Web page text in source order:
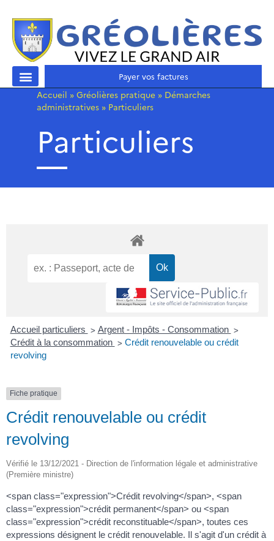
Payer vos factures
Accueil » Gréolières pratique » Démarches
administratives » Particuliers
Particuliers
Accueil particuliers > Argent - Impôts - Consommation >
Crédit à la consommation > Crédit renouvelable ou crédit
revolving
Fiche pratique
Crédit renouvelable ou crédit
revolving
Vérifié le 13/12/2021 - Direction de l'information légale et administrative
(Première ministre)
<span class="expression">Crédit revolving</span>, <span
class="expression">crédit permanent</span> ou <span
class="expression">crédit reconstituable</span>, toutes ces
expressions désignent le crédit renouvelable. Il s'agit d'un crédit à